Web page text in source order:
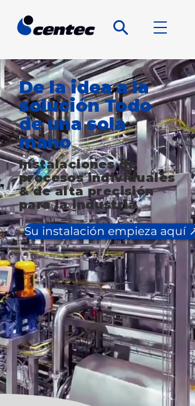
De la idea a la
solución Todo
de una sola
mano
Instalaciones de
procesos individuales
& de alta precisión
para la industria
Su instalación empieza aquí ↗️